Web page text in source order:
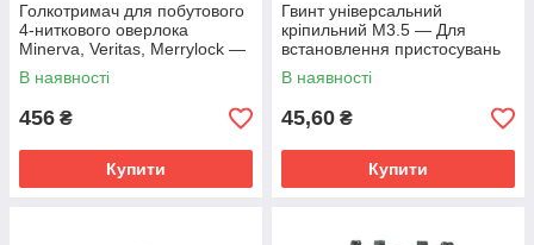
Голкотримач для побутового
4-ниткового оверлока
Minerva, Veritas, Merrylock —
купити в Миколаєві, доставка
по Україні
В наявності
456 ₴
Купити
Гвинт універсальний
кріпильний M3.5 — Для
встановлення пристосувань
на швейні машини та
оверлоки
В наявності
45,60 ₴
Купити